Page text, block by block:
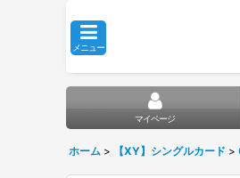
メニュー
マイページ
ホーム > 【XY】シングルカード >